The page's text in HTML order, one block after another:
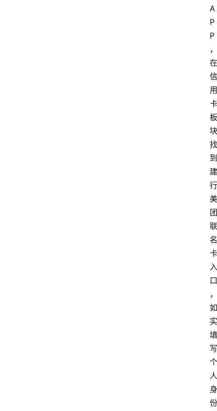
A
P
P
，
在
信
用
卡
板
块
找
到
建
行
美
团
联
名
卡
入
口
，
如
实
填
写
个
人
身
份